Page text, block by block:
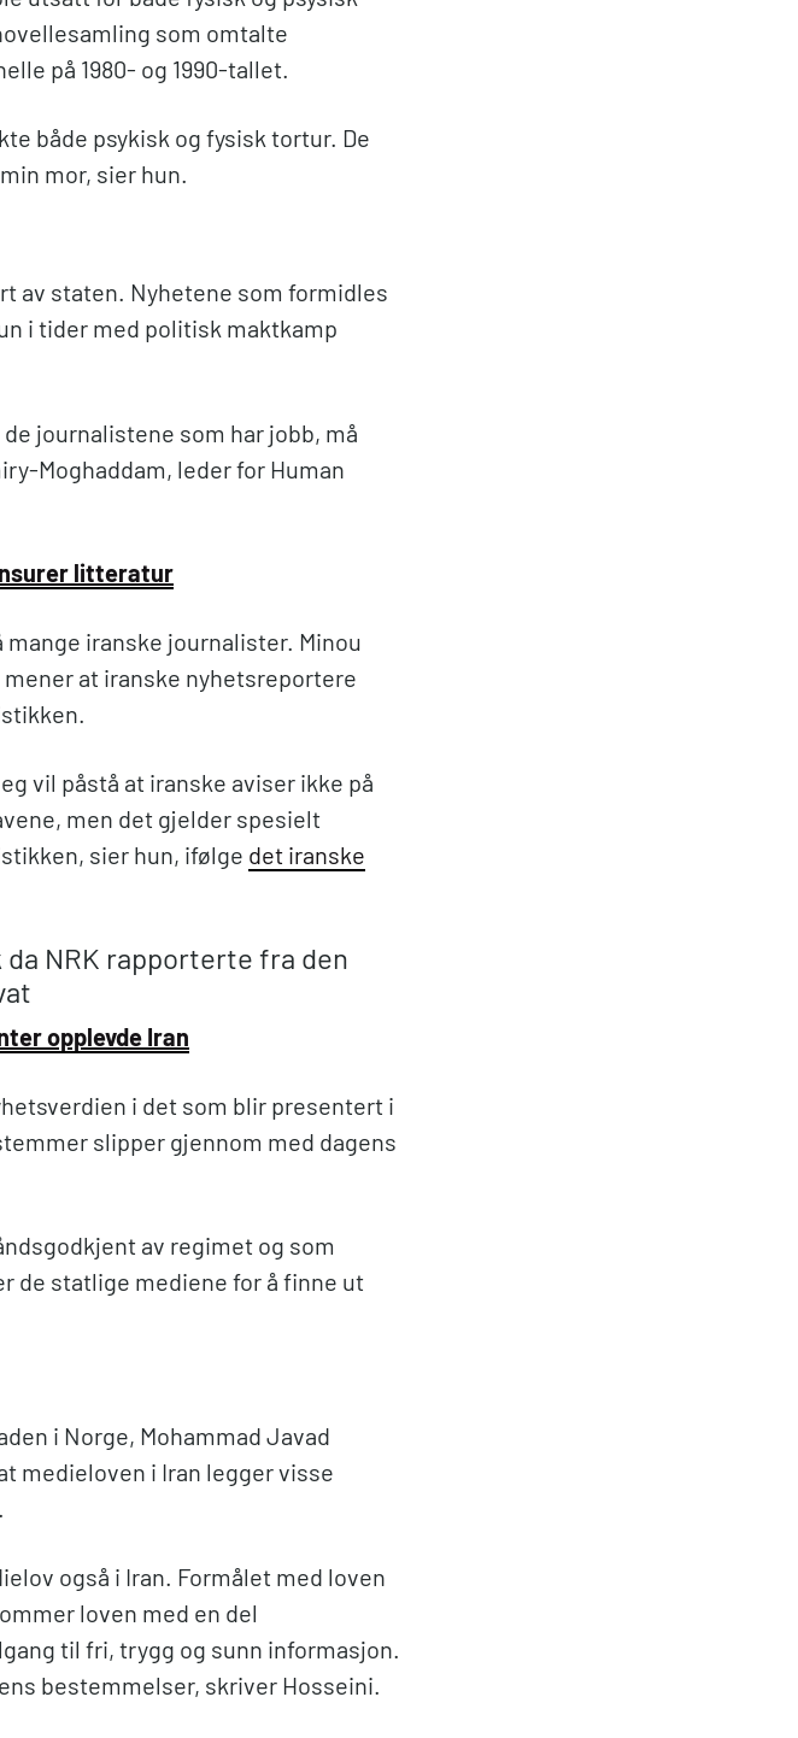
som omtalte
på 1980- og 1990-tallet.
både psykisk og fysisk tortur. De
mor, sier hun.
av staten. Nyhetene som formidles
i tider med politisk maktkamp
journalistene som har jobb, må
Moghaddam, leder for Human
litteratur
mange iranske journalister. Minou
at iranske nyhetsreportere
vil påstå at iranske aviser ikke på
men det gjelder spesielt
sier hun, ifølge det iranske
NRK rapporterte fra den
opplevde Iran
i det som blir presentert i
slipper gjennom med dagens
av regimet og som
de statlige mediene for å finne ut
i Norge, Mohammad Javad
medieloven i Iran legger visse
også i Iran. Formålet med loven
loven med en del
til fri, trygg og sunn informasjon.
bestemmelser, skriver Hosseini.